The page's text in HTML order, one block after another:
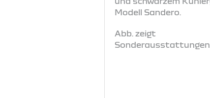
Abb. zeigt
Sonderausstattungen.